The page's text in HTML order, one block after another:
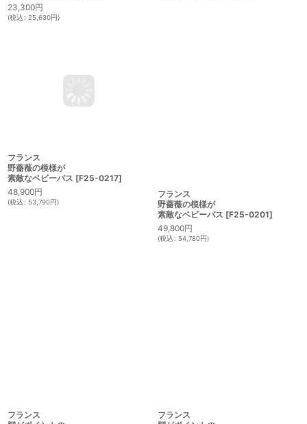
23,300円
(税込: 25,630円)
フランス
野薔薇の模様が
フランス
野薔薇の模様が
素敵なベビーバス [F25-0201]
49,800円
(税込: 54,780円)
フランス
フランス